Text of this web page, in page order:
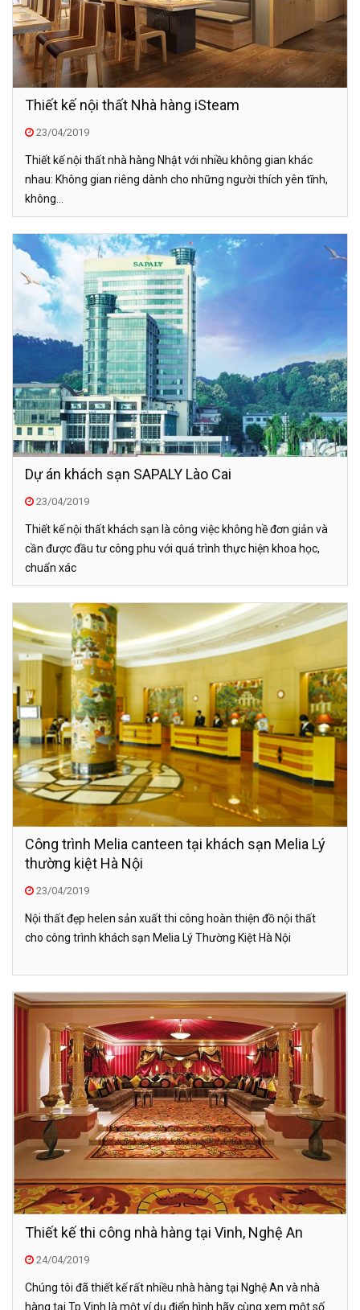
Thiết kế nội thất Nhà hàng iSteam
23/04/2019
Thiết kế nội thất nhà hàng Nhật với nhiều không gian khác
nhau: Không gian riêng dành cho những người thích yên tĩnh,
không...
Dự án khách sạn SAPALY Lào Cai
23/04/2019
Thiết kế nội thất khách sạn là công việc không hề đơn giản và
cần được đầu tư công phu với quá trình thực hiện khoa học,
chuẩn xác
Công trình Melia canteen tại khách sạn Melia Lý
thường kiệt Hà Nội
23/04/2019
Nội thất đẹp helen sản xuất thi công hoàn thiện đồ nội thất
cho công trình khách sạn Melia Lý Thường Kiệt Hà Nội
Thiết kế thi công nhà hàng tại Vinh, Nghệ An
24/04/2019
Chúng tôi đã thiết kế rất nhiều nhà hàng tại Nghệ An và nhà
hàng tại Tp Vinh là một ví dụ điển hình hãy cùng xem một số